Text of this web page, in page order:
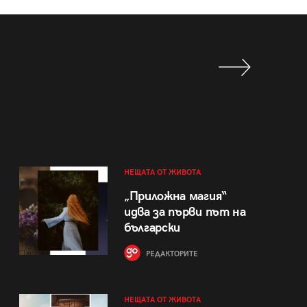
НЕЩАТА ОТ ЖИВОТА
„Приложна магия“
идва за първи път на
български
РЕДАКТОРИТЕ
НЕЩАТА ОТ ЖИВОТА